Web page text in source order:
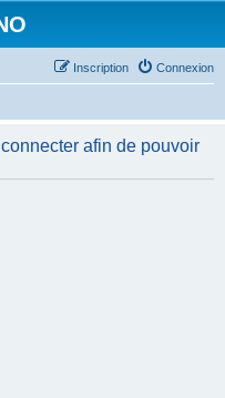
Connexion
Inscription
afin de pouvoir